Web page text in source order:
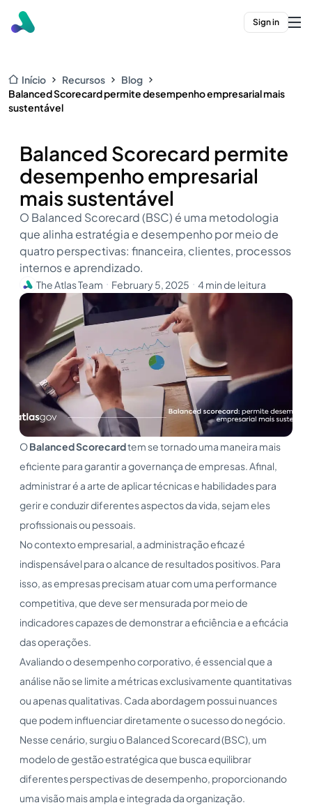
Sign in
Início Recursos
Blog
Balanced Scorecard permite desempenho empresarial mais
sustentável
Balanced Scorecard permite
desempenho empresarial
mais sustentável
O Balanced Scorecard (BSC) é uma metodologia
que alinha estratégia e desempenho por meio de
quatro perspectivas: financeira, clientes, processos
internos e aprendizado.
The Atlas Team ・ February 5, 2025 ・ 4 min de leitura
OBalanced Scorecardtem se tornado uma maneira mais
eficiente para garantir a governança de empresas. Afinal,
administrar é a arte de aplicar técnicas e habilidades para
gerir e conduzir diferentes aspectos da vida, sejam eles
profissionais ou pessoais.
No contexto empresarial, a administração eficaz é
indispensável para o alcance de resultados positivos. Para
isso, as empresas precisam atuar com uma performance
competitiva, que deve ser mensurada por meio de
indicadores capazes de demonstrar a eficiência e a eficácia
das operações.
Avaliando o desempenho corporativo, é essencial que a
análise não se limite a métricas exclusivamente quantitativas
ou apenas qualitativas. Cada abordagem possui nuances
que podem influenciar diretamente o sucesso do negócio.
Nesse cenário, surgiu o Balanced Scorecard (BSC), um
modelo de gestão estratégica que busca equilibrar
diferentes perspectivas de desempenho, proporcionando
uma visão mais ampla e integrada da organização.